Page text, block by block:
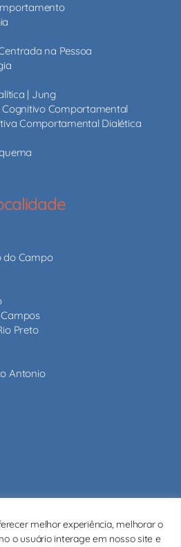
melhor experiência, melhorar o
o usuário interage em nosso site e
na Pessoa
| Jung
Cognitivo Comportamental
Comportamental Dialética
do Campo
Preto
Antonio
São Paulo e em todo o estado,